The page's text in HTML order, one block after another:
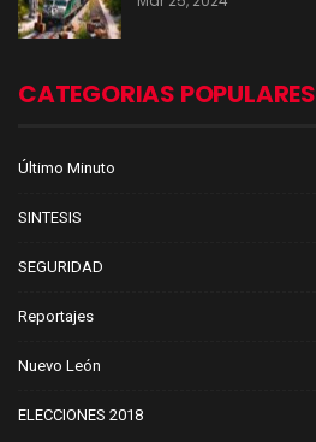
CATEGORIAS POPULARES
Último Minuto
SINTESIS
SEGURIDAD
Reportajes
Nuevo León
ELECCIONES 2018